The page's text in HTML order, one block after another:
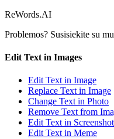
ReWords.AI
Problemos? Susisiekite su
Edit Text in Images
Edit Text in Image
Replace Text in Image
Change Text in Photo
Remove Text from
Edit Text in Screenshot
Edit Text in Meme